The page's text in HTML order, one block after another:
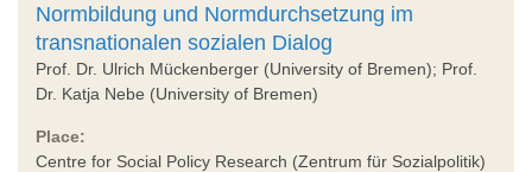
Normbildung und Normdurchsetzung im
transnationalen sozialen Dialog
Prof. Dr. Ulrich Mückenberger (University of Bremen); Prof.
Dr. Katja Nebe (University of Bremen)
Place:
Centre for Social Policy Research (Zentrum für Sozialpolitik)